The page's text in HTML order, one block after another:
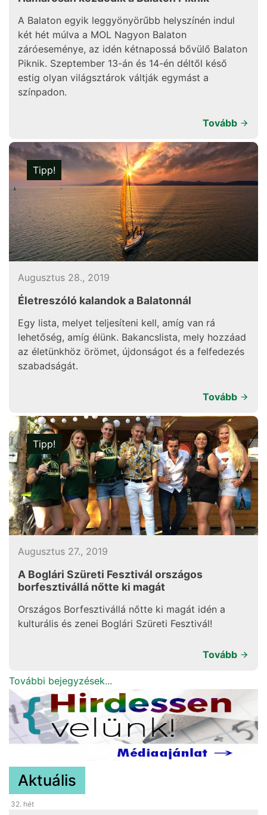
A Balaton egyik leggyönyörűbb helyszínén indul
két hét múlva a MOL Nagyon Balaton
záróeseménye, az idén kétnapossá bővülő Balaton
Piknik. Szeptember 13-án és 14-én déltől késő
estig olyan világsztárok váltják egymást a
színpadon.
Tovább
Tipp!
Augusztus 28., 2019
Életreszóló kalandok a Balatonnál
Egy lista, melyet teljesíteni kell, amíg van rá
lehetőség, amíg élünk. Bakancslista, mely hozzáad
az életünkhöz örömet, újdonságot és a felfedezés
szabadságát.
Tovább
Tipp!
Augusztus 27., 2019
A Boglári Szüreti Fesztivál országos
borfesztivállá nőtte ki magát
Országos Borfesztivállá nőtte ki magát idén a
kulturális és zenei Boglári Szüreti Fesztivál!
Tovább
További bejegyzések...
Aktuális
32. hét